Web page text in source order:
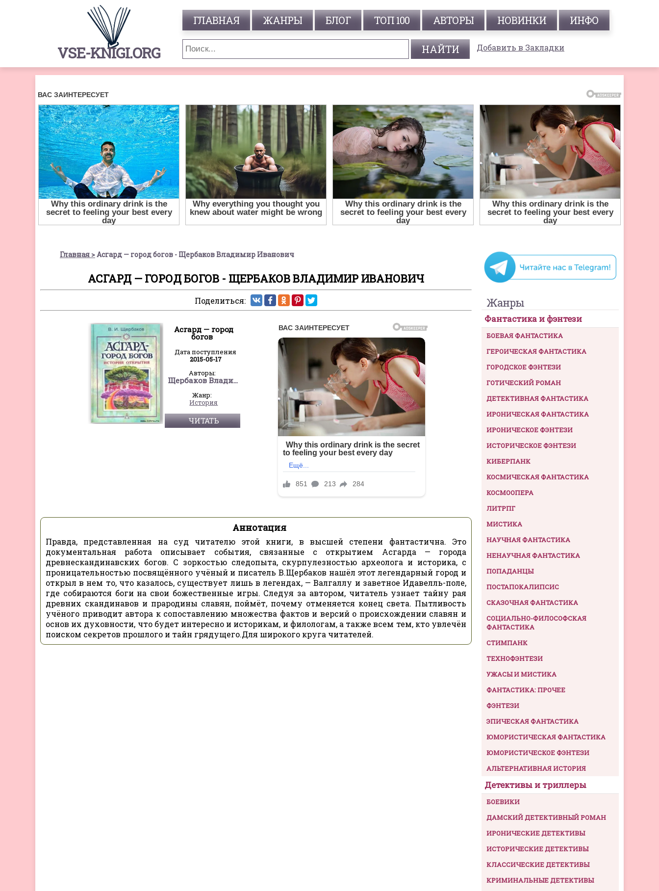
VSE-KNIGI.ORG
ГЛАВНАЯ ЖАНРЫ БЛОГ ТОП 100 АВТОРЫ НОВИНКИ ИНФО
Добавить в Закладки
Главная Асгард — город богов - Щербаков Владимир Иванович
АСГАРД — ГОРОД БОГОВ - ЩЕРБАКОВ ВЛАДИМИР ИВАНОВИЧ
Поделиться:
Асгард — город
богов
Дата поступления
2015-05-17
Авторы:
Щербаков Владимир Иванович
Жанр:
История
ЧИТАТЬ
Аннотация
Правда, представленная на суд читателю этой книги, в высшей степени фантастична. Это
документальная работа описывает события, связанные с открытием Асгарда — города
древнескандинавских богов. С зоркостью следопыта, скурпулезностью археолога и историка, с
проницательностью посвящённого учёный и писатель В.Щербаков нашёл этот легендарный город и
открыл в нем то, что казалось, существует лишь в легендах, — Валгаллу и заветное Идавелль-поле,
где собираются боги на свои божественные игры. Следуя за автором, читатель узнает тайну рая
древних скандинавов и прародины славян, поймёт, почему отменяется конец света. Пытливость
учёного приводит автора к сопоставлению множества фактов и версий о происхождении славян и
основ их духовности, что будет интересно и историкам, и филологам, а также всем тем, кто увлечён
поиском секретов прошлого и тайн грядущего.Для широкого круга читателей.
Жанры
Фантастика и фэнтези
БОЕВАЯ ФАНТАСТИКА
ГЕРОИЧЕСКАЯ ФАНТАСТИКА
ГОРОДСКОЕ ФЭНТЕЗИ
ГОТИЧЕСКИЙ РОМАН
ДЕТЕКТИВНАЯ ФАНТАСТИКА
ИРОНИЧЕСКАЯ ФАНТАСТИКА
ИРОНИЧЕСКОЕ ФЭНТЕЗИ
ИСТОРИЧЕСКОЕ ФЭНТЕЗИ
КИБЕРПАНК
КОСМИЧЕСКАЯ ФАНТАСТИКА
КОСМООПЕРА
ЛИТРПГ
МИСТИКА
НАУЧНАЯ ФАНТАСТИКА
НЕНАУЧНАЯ ФАНТАСТИКА
ПОПАДАНЦЫ
ПОСТАПОКАЛИПСИС
СКАЗОЧНАЯ ФАНТАСТИКА
СОЦИАЛЬНО-ФИЛОСОФСКАЯ
ФАНТАСТИКА
СТИМПАНК
ТЕХНОФЭНТЕЗИ
УЖАСЫ И МИСТИКА
ФАНТАСТИКА: ПРОЧЕЕ
ФЭНТЕЗИ
ЭПИЧЕСКАЯ ФАНТАСТИКА
ЮМОРИСТИЧЕСКАЯ ФАНТАСТИКА
ЮМОРИСТИЧЕСКОЕ ФЭНТЕЗИ
АЛЬТЕРНАТИВНАЯ ИСТОРИЯ
Детективы и триллеры
БОЕВИКИ
ДАМСКИЙ ДЕТЕКТИВНЫЙ РОМАН
ИРОНИЧЕСКИЕ ДЕТЕКТИВЫ
ИСТОРИЧЕСКИЕ ДЕТЕКТИВЫ
КЛАССИЧЕСКИЕ ДЕТЕКТИВЫ
КРИМИНАЛЬНЫЕ ДЕТЕКТИВЫ